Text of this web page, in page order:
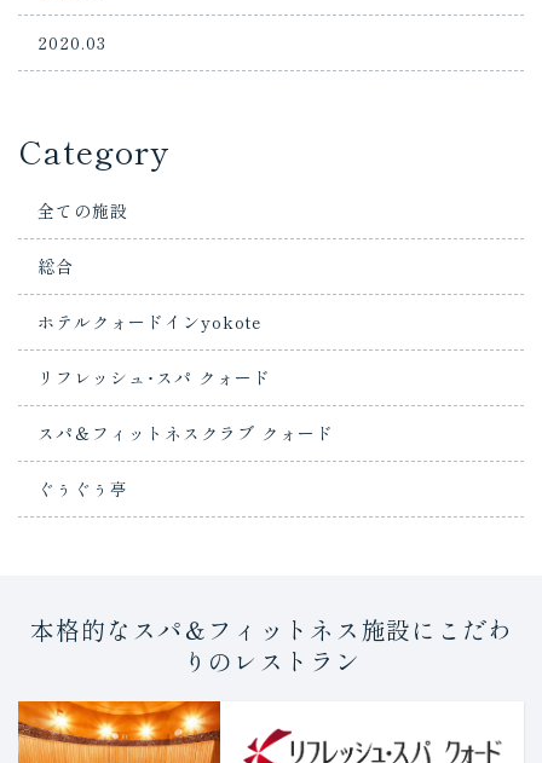
2020.03
Category
全ての施設
総合
ホテルクォードインyokote
リフレッシュ･スパ クォード
スパ＆フィットネスクラブ クォード
ぐぅぐぅ亭
本格的なスパ＆フィットネス施設にこだわ
りのレストラン